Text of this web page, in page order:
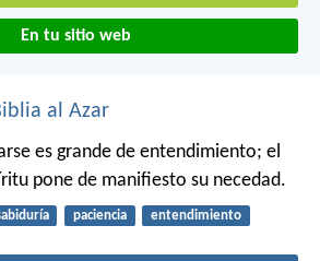
En tu sitio web
al Azar
es grande de entendimiento; el
pone de manifiesto su necedad.
paciencia entendimiento